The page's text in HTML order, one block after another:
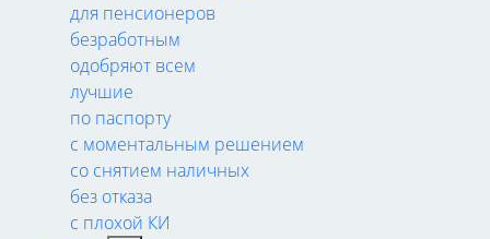
для пенсионеров
безработным
одобряют всем
лучшие
по паспорту
с моментальным решением
со снятием наличных
без отказа
с плохой КИ